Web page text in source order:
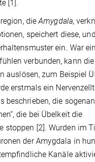
[1].
dieAmygdala,
speichert diese,
ein. War
verbunden, kann
auslösen, zum Beispiel
erstmals ein
beschrieben, die
die bei Übelkeit die
stoppen [2]. Wurden im
der Amygdala in
Kanäle